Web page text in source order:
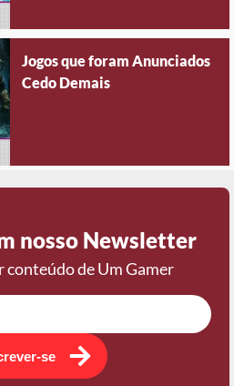
Jogos que foram Anunciados
Cedo Demais
nosso Newsletter
conteúdo de Um Gamer
se